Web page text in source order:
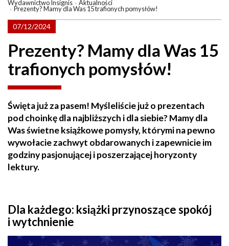
Wydawnictwo Insignis Aktualności
Prezenty? Mamy dla Was 15 trafionych pomysłów!
07/12/2024
Prezenty? Mamy dla Was 15
trafionych pomysłów!
Święta już za pasem! Myśleliście już o prezentach
pod choinkę dla najbliższych i dla siebie? Mamy dla
Was świetne książkowe pomysły, którymi na pewno
wywołacie zachwyt obdarowanych i zapewnicie im
godziny pasjonującej i poszerzającej horyzonty
lektury.
Dla każdego: książki przynoszące spokój
i wytchnienie